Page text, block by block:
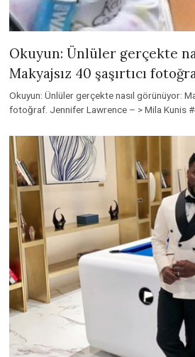
Okuyun: Ünlüler gerçekte
Makyajsız 40 şaşırtıcı
Okuyun: Ünlüler gerçekte nasıl görünüyor:
fotoğraf. Jennifer Lawrence – > Mila Kunis